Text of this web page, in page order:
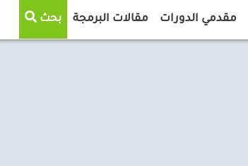
مقدمي الدورات مقالات البرمجة بحث